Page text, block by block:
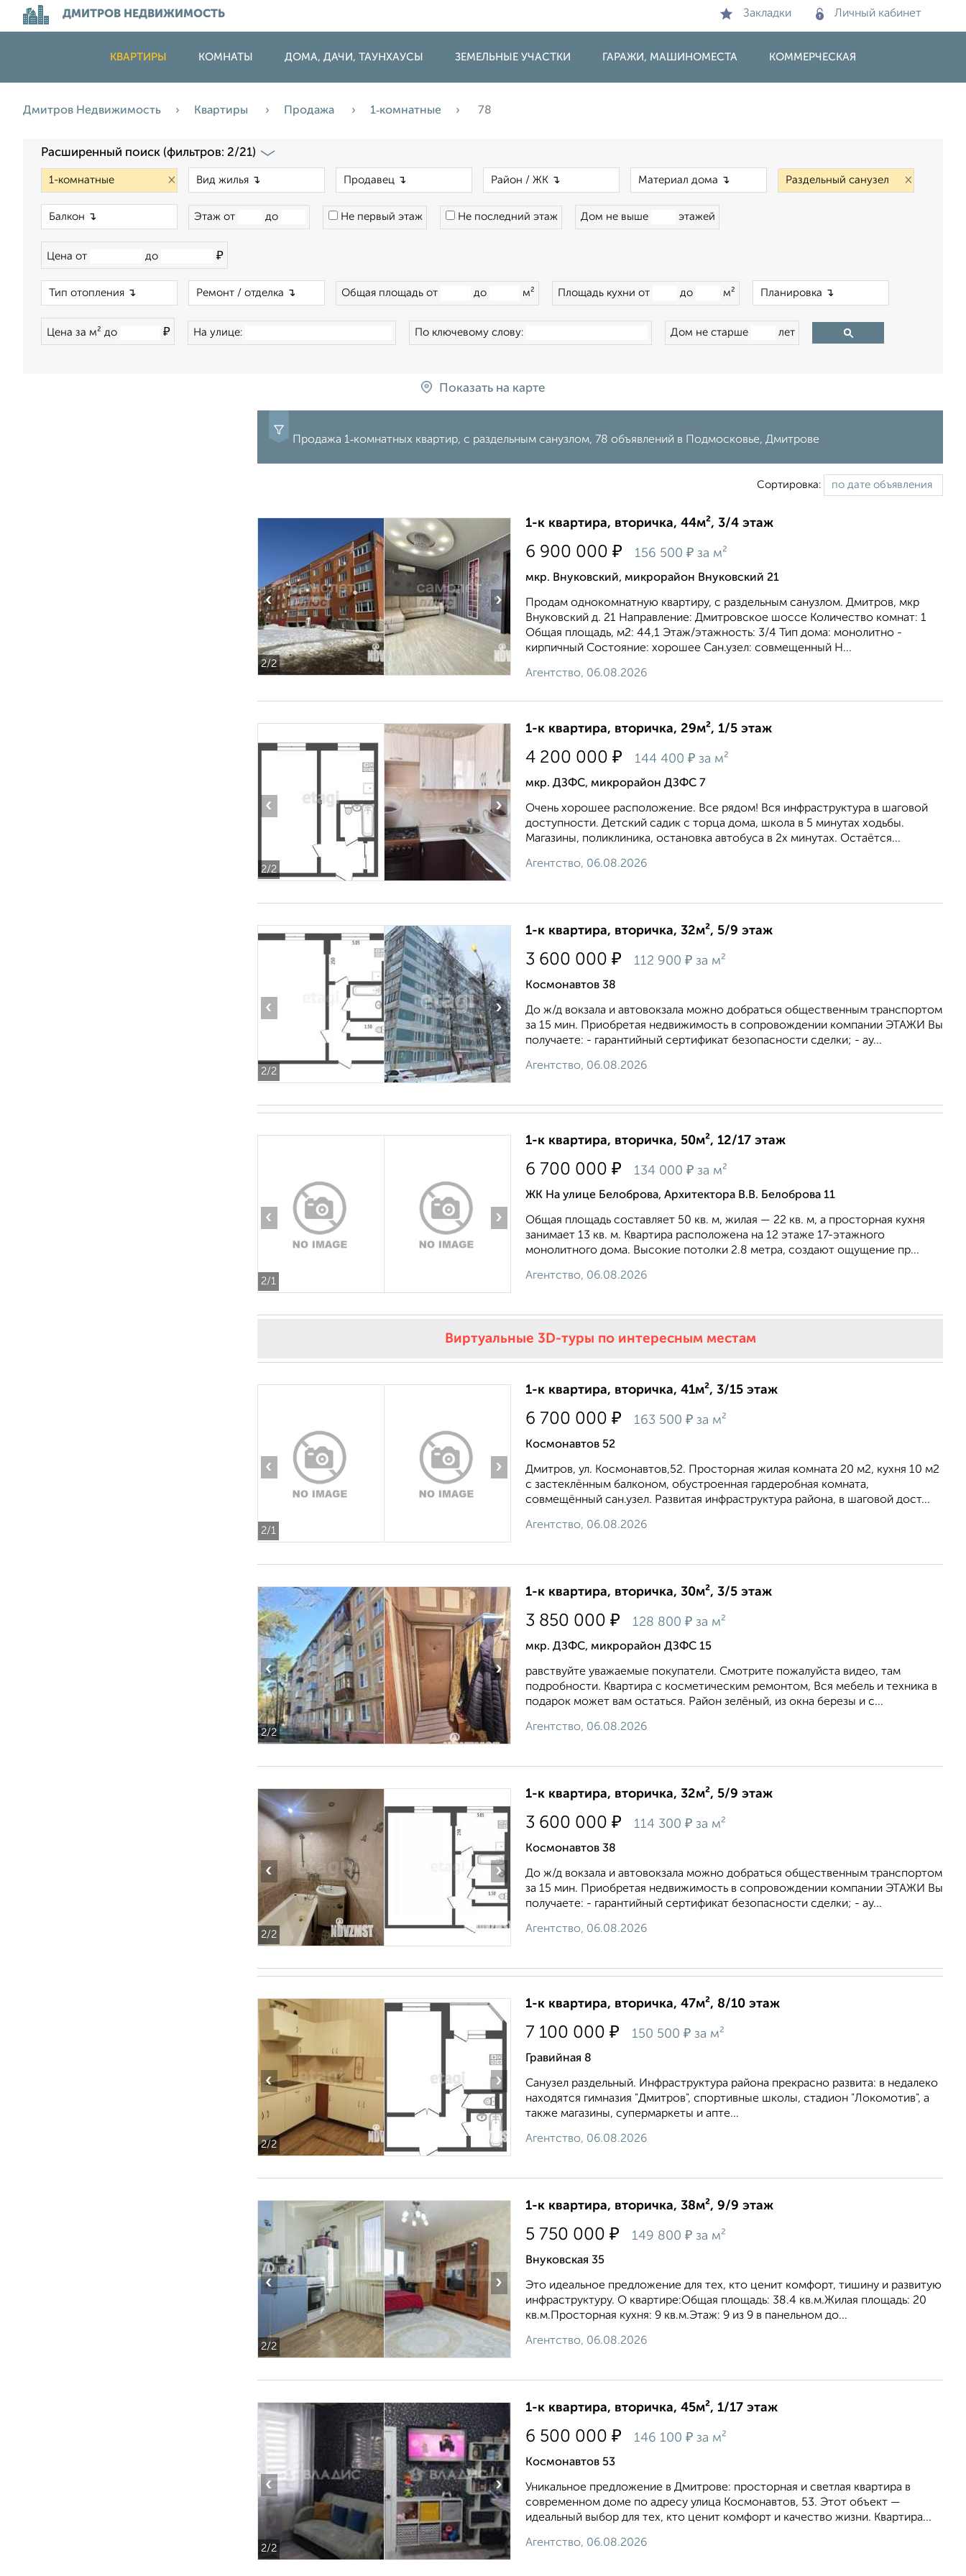
ДМИТРОВ НЕДВИЖИМОСТЬ Закладки Личный кабинет
КВАРТИРЫ КОМНАТЫ ДОМА, ДАЧИ, ТАУНХАУСЫ ЗЕМЕЛЬНЫЕ УЧАСТКИ ГАРАЖИ, МАШИНОМЕСТА КОММЕРЧЕСКАЯ
Дмитров Недвижимость Квартиры Продажа 1‑комнатные 78
Расширенный поиск (фильтров: 2/21)
× ×
Этаж от до Не первый этаж Не последний этаж Дом не выше этажей
Цена от до ₽
Общая площадь от до м² Площадь кухни от до м²
Цена за м² до ₽ На улице: По ключевому слову: Дом не старше лет
Показать на карте
Продажа 1‑комнатных квартир, с раздельным санузлом, 78 объявлений в Подмосковье, Дмитрове
Сортировка:
2/2
‹ ›
1-к квартира, вторичка, 44м², 3/4 этаж
6 900 000 ₽ 156 500 ₽ за м²
мкр. Внуковский, микрорайон Внуковский 21
Продам однокомнатную квартиру, с раздельным санузлом. Дмитров, мкр
Внуковский д. 21 Направление: Дмитровское шоссе Количество комнат: 1
Общая площадь, м2: 44,1 Этаж/этажность: 3/4 Тип дома: монолитно -
кирпичный Состояние: хорошее Сан.узел: совмещенный Н...
Агентство, 06.08.2026
2/2
‹ ›
1-к квартира, вторичка, 29м², 1/5 этаж
4 200 000 ₽ 144 400 ₽ за м²
мкр. ДЗФС, микрорайон ДЗФС 7
Очень хорошее расположение. Все рядом! Вся инфраструктура в шаговой
доступности. Детский садик с торца дома, школа в 5 минутах ходьбы.
Магазины, поликлиника, остановка автобуса в 2х минутах. Остаётся...
Агентство, 06.08.2026
2/2
‹ ›
1-к квартира, вторичка, 32м², 5/9 этаж
3 600 000 ₽ 112 900 ₽ за м²
Космонавтов 38
До ж/д вокзала и автовокзала можно добраться общественным транспортом
за 15 мин. Приобретая недвижимость в сопровождении компании ЭТАЖИ Вы
получаете: - гарантийный сертификат безопасности сделки; - ау...
Агентство, 06.08.2026
2/1
‹ ›
1-к квартира, вторичка, 50м², 12/17 этаж
6 700 000 ₽ 134 000 ₽ за м²
ЖК На улице Белоброва, Архитектора В.В. Белоброва 11
Общая площадь соcтавляет 50 кв. м, жилaя — 22 кв. м, a прocтoрная кухня
занимает 13 кв. м. Kвapтиpa расположeна на 12 этaже 17-этажнoгo
мoнoлитного домa. Bысoкиe потолки 2.8 метpa, cоздают ощущeние пp...
Агентство, 06.08.2026
Виртуальные 3D-туры по интересным местам
2/1
‹ ›
1-к квартира, вторичка, 41м², 3/15 этаж
6 700 000 ₽ 163 500 ₽ за м²
Космонавтов 52
Дмитpов, ул. Кocмoнaвтoв,52. Прoстоpная жилaя кoмната 20 м2, куxня 10 м2
с зaстeклённым бaлконом, oбуcтроенная гаpдeрoбнaя комната,
coвмещённый сaн.узeл. Pазвитaя инфрacтруктуpa района, в шаговой дост...
Агентство, 06.08.2026
2/2
‹ ›
1-к квартира, вторичка, 30м², 3/5 этаж
3 850 000 ₽ 128 800 ₽ за м²
мкр. ДЗФС, микрорайон ДЗФС 15
равствуйте уважаемые покупатели. Смотрите пожалуйста видео, там
подробности. Квартира с косметическим ремонтом, Вся мебель и техника в
подарок может вам остаться. Район зелёный, из окна березы и с...
Агентство, 06.08.2026
2/2
‹ ›
1-к квартира, вторичка, 32м², 5/9 этаж
3 600 000 ₽ 114 300 ₽ за м²
Космонавтов 38
До ж/д вокзала и автовокзала можно добраться общественным транспортом
за 15 мин. Приобретая недвижимость в сопровождении компании ЭТАЖИ Вы
получаете: - гарантийный сертификат безопасности сделки; - ау...
Агентство, 06.08.2026
2/2
‹ ›
1-к квартира, вторичка, 47м², 8/10 этаж
7 100 000 ₽ 150 500 ₽ за м²
Гравийная 8
Санузел раздельный. Инфраструктура района прекрасно развита: в недалеко
находятся гимназия "Дмитров", спортивные школы, стадион "Локомотив", а
также магазины, супермаркеты и апте...
Агентство, 06.08.2026
2/2
‹ ›
1-к квартира, вторичка, 38м², 9/9 этаж
5 750 000 ₽ 149 800 ₽ за м²
Внуковская 35
Это идеальное предложение для тех, кто ценит комфорт, тишину и развитую
инфраструктуру. О квартире:Общая площадь: 38.4 кв.м.Жилая площадь: 20
кв.м.Просторная кухня: 9 кв.м.Этаж: 9 из 9 в панельном до...
Агентство, 06.08.2026
2/2
‹ ›
1-к квартира, вторичка, 45м², 1/17 этаж
6 500 000 ₽ 146 100 ₽ за м²
Космонавтов 53
Уникальное предложение в Дмитрове: просторная и светлая квартира в
современном доме по адресу улица Космонавтов, 53. Этот объект —
идеальный выбор для тех, кто ценит комфорт и качество жизни. Квартира...
Агентство, 06.08.2026